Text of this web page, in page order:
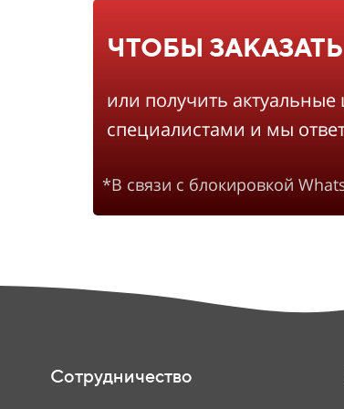
ЧТОБЫ
или получить
специалистами и мы
*В связи с блокировкой
Сотрудничество